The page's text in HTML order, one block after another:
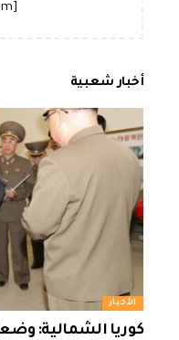
أخبار شعبية
الأخبار
كوريا الشمالية: